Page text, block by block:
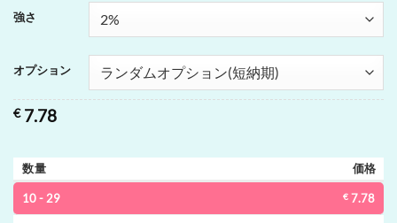
点
強さ
オプション
€7.78
数量 価格
10 - 29 € 7.78